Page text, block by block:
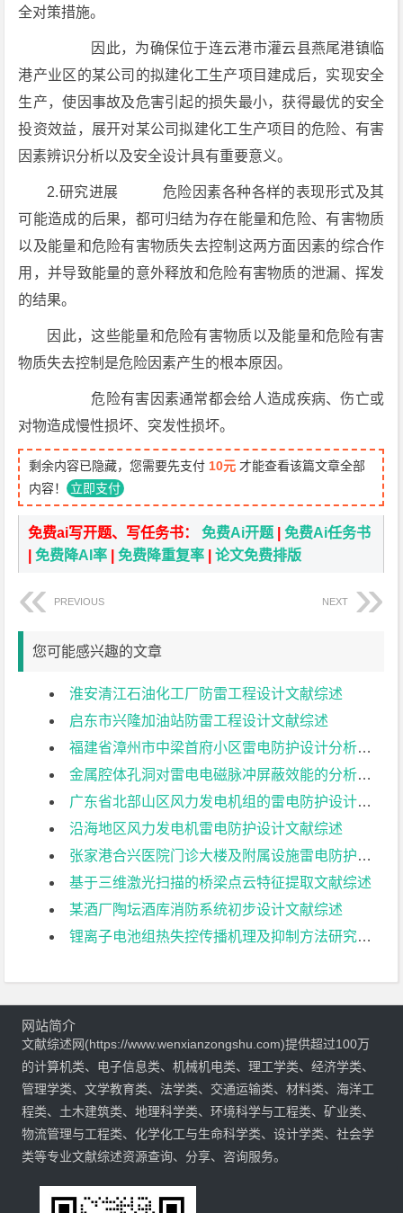
全对策措施。
因此，为确保位于连云港市灌云县燕尾港镇临
港产业区的某公司的拟建化工生产项目建成后，实现安全
生产，使因事故及危害引起的损失最小，获得最优的安全
投资效益，展开对某公司拟建化工生产项目的危险、有害
因素辨识分析以及安全设计具有重要意义。
2.研究进展 危险因素各种各样的表现形式及其
可能造成的后果，都可归结为存在能量和危险、有害物质
以及能量和危险有害物质失去控制这两方面因素的综合作
用，并导致能量的意外释放和危险有害物质的泄漏、挥发
的结果。
因此，这些能量和危险有害物质以及能量和危险有害
物质失去控制是危险因素产生的根本原因。
危险有害因素通常都会给人造成疾病、伤亡或
对物造成慢性损坏、突发性损坏。
剩余内容已隐藏，您需要先支付 10元 才能查看该篇文章全部
内容！ 立即支付
免费ai写开题、写任务书：免费Ai开题 |免费Ai任务书
|免费降AI率 |免费降重复率 |论文免费排版
PREVIOUS NEXT
您可能感兴趣的文章
淮安清江石油化工厂防雷工程设计文献综述
启东市兴隆加油站防雷工程设计文献综述
福建省漳州市中梁首府小区雷电防护设计分析文献综述
金属腔体孔洞对雷电电磁脉冲屏蔽效能的分析文献综述
广东省北部山区风力发电机组的雷电防护设计文献综述
沿海地区风力发电机雷电防护设计文献综述
张家港合兴医院门诊大楼及附属设施雷电防护设计文献综述
基于三维激光扫描的桥梁点云特征提取文献综述
某酒厂陶坛酒库消防系统初步设计文献综述
锂离子电池组热失控传播机理及抑制方法研究文献综述
网站简介
文献综述网(https://www.wenxianzongshu.com)提供超过100万
的计算机类、电子信息类、机械机电类、理工学类、经济学类、
管理学类、文学教育类、法学类、交通运输类、材料类、海洋工
程类、土木建筑类、地理科学类、环境科学与工程类、矿业类、
物流管理与工程类、化学化工与生命科学类、设计学类、社会学
类等专业文献综述资源查询、分享、咨询服务。